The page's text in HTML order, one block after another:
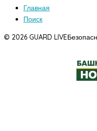
Главная
Поиск
© 2026 GUARD LIVE